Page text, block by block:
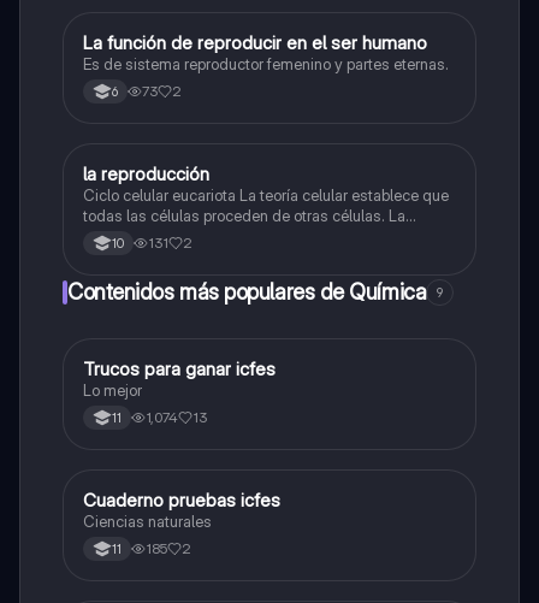
Biologia
La función de reproducir en el ser humano
Es de sistema reproductor femenino y partes eternas.
6 73 2
Biologia
la reproducción
Ciclo celular eucariota La teoría celular establece que
todas las células proceden de otras células. La
reproducción celular implica una serie de fases
altamente coordinadas que reciben en conjunto el
10 131 2
Contenidos más populares de Química 9
Química
Trucos para ganar icfes
Lo mejor
11 1,074 13
Biologia
Cuaderno pruebas icfes
Ciencias naturales
11 185 2